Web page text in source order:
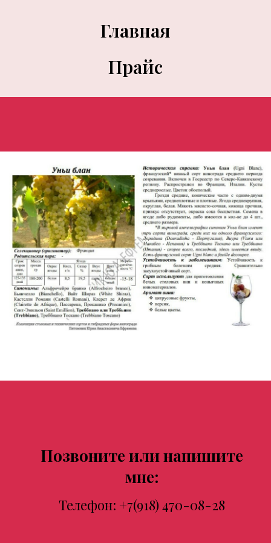
Главная
Прайс
Позвоните или напишите
мне:
Телефон: +7(918) 470-08-28